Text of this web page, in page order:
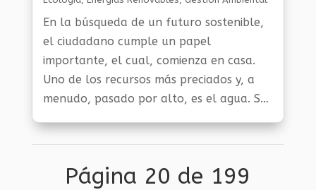
Al Día, Planeta Verde
En la búsqueda de un futuro sostenible,
el ciudadano cumple un papel
importante, el cual, comienza en casa.
Uno de los recursos más preciados y, a
menudo, pasado por alto, es el agua. Su
conservación del vital líquido. En este
Página 20 de 199